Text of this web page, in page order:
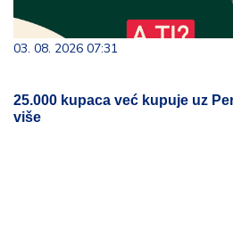
03. 08. 2026 07:31
25.000 kupaca već kupuje uz
više